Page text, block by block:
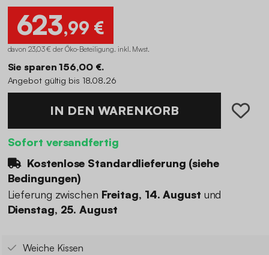
623,99 €
davon 23,03 € der Öko-Beteiligung. inkl. Mwst.
Sie sparen 156,00 €.
Angebot gültig bis 18.08.26
IN DEN WARENKORB
Sofort versandfertig
Kostenlose Standardlieferung (siehe
Bedingungen)
Lieferung zwischen Freitag, 14. August und
Dienstag, 25. August
Weiche Kissen